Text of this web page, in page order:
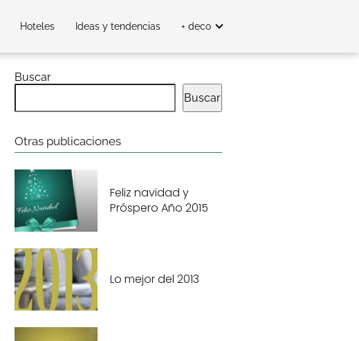
Hoteles Ideas y tendencias + deco
Buscar
Buscar
Otras publicaciones
Feliz navidad y
Próspero Año 2015
Lo mejor del 2013